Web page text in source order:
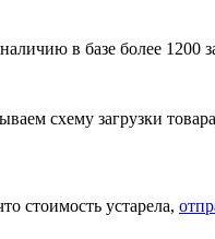
в базе более 1200
схему загрузки
стоимость устарела,